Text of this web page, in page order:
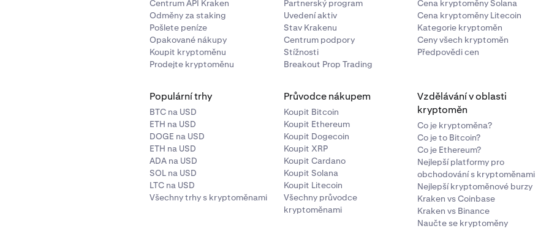
ztráta v kotované měně = (Výstupní cena derivátu - Vstupní cena derivátu
pozice = (40402 - 40000)*1 = 402 USD
= 22 212 + 402 = $22 614 USD
páka = (40 402) / (22 614) = 1,786592376403998, kterou rozhraní zkrátí
Centrum API Kraken
Odměny za staking
Pošlete peníze
Opakované nákupy
Koupit kryptoměnu
Prodejte kryptoměnu
Partnerský program
Uvedení aktiv
Stav Krakenu
Centrum podpory
Stížnosti
Breakout Prop Trading
Cena kryptoměny Solana
Cena kryptoměny Litecoin
Kategorie kryptoměn
Ceny všech kryptoměn
Předpovědi cen
Populární trhy
BTC na USD
ETH na USD
DOGE na USD
ETH na USD
ADA na USD
SOL na USD
LTC na USD
Všechny trhy s kryptoměnami
Průvodce nákupem
Koupit Bitcoin
Koupit Ethereum
Koupit Dogecoin
Koupit XRP
Koupit Cardano
Koupit Solana
Koupit Litecoin
Všechny průvodce
kryptoměnami
Vzdělávání v oblasti
kryptoměn
Co je kryptoměna?
Co je to Bitcoin?
Co je Ethereum?
Nejlepší platformy pro
obchodování s kryptoměnami
Nejlepší kryptoměnové burzy
Kraken vs Coinbase
Kraken vs Binance
Naučte se kryptoměny